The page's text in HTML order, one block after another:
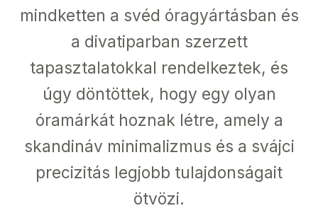
mindketten a svéd óragyártásban és
a divatiparban szerzett
tapasztalatokkal rendelkeztek, és
úgy döntöttek, hogy egy olyan
óramárkát hoznak létre, amely a
skandináv minimalizmus és a svájci
precizitás legjobb tulajdonságait
ötvözi.